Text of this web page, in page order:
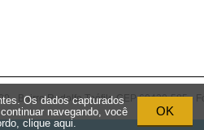
- Bairro Rodolfo Teófilo CEP 60430-585 -
Os dados capturados
navegando, você
clique aqui.
OK